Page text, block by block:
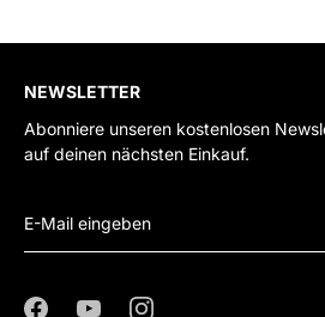
NEWSLETTER
Abonniere unseren kostenlosen
auf deinen nächsten Einkauf.